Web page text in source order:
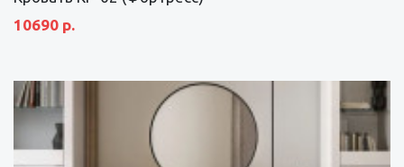
10690 р.